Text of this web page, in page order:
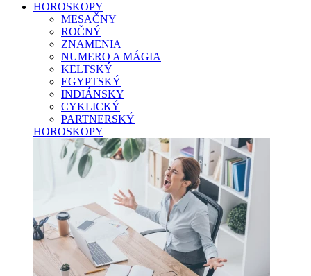
HOROSKOPY
MESAČNY
ROČNÝ
ZNAMENIA
NUMERO A MÁGIA
KELTSKÝ
EGYPTSKÝ
INDIÁNSKY
CYKLICKÝ
PARTNERSKÝ
HOROSKOPY